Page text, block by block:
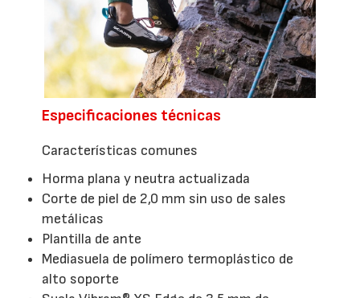
Especificaciones técnicas
Características comunes
Horma plana y neutra actualizada
Corte de piel de 2,0 mm sin uso de sales
metálicas
Plantilla de ante
Mediasuela de polímero termoplástico de
alto soporte